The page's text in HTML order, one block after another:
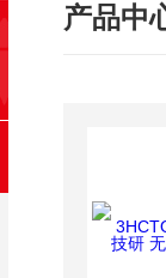
产品中